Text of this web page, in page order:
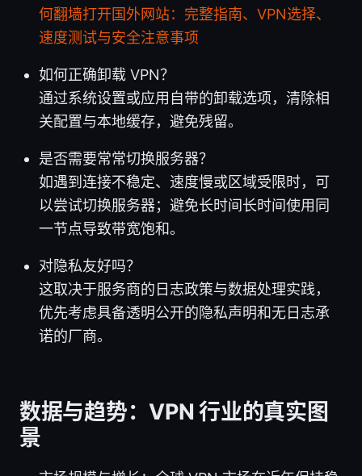
何翻墙打开国外网站：完整指南、VPN选择、
速度测试与安全注意事项
如何正确卸载 VPN？
通过系统设置或应用自带的卸载选项，清除相
关配置与本地缓存，避免残留。
是否需要常常切换服务器？
如遇到连接不稳定、速度慢或区域受限时，可
以尝试切换服务器；避免长时间长时间使用同
一节点导致带宽饱和。
对隐私友好吗？
这取决于服务商的日志政策与数据处理实践，
优先考虑具备透明公开的隐私声明和无日志承
诺的厂商。
数据与趋势：VPN 行业的真实图
景